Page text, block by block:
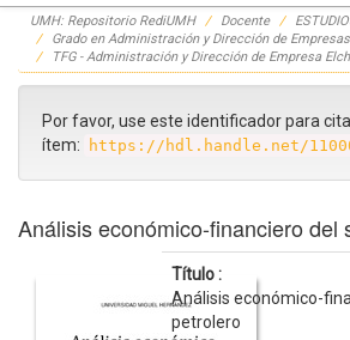
Skip
navigation
UMH: Repositorio RediUMH Docente
Grado en Administración y Dirección de
TFG - Administración y Dirección de Empresa
Por favor, use este identificador para
ítem:
https://hdl.handle.net/
Análisis económico-financiero del
Título :
Análisis económico-
petrolero